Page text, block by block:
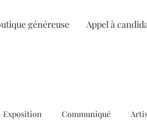
généreuse Appel à
Exposition Communiqué